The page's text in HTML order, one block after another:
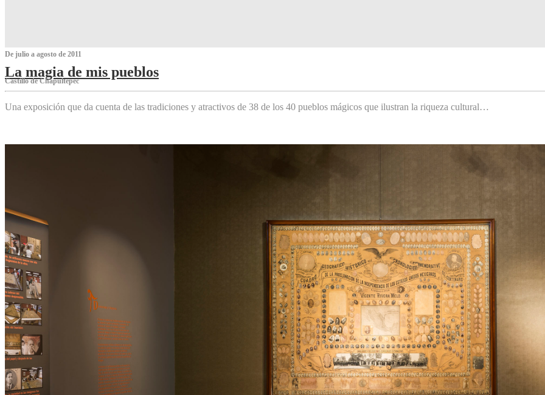
De julio a agosto de 2011
La magia de mis pueblos
Castillo de Chapultepec
Una exposición que da cuenta de las tradiciones y atractivos de 38 de los 40 pueblos mágicos que ilustran la riqueza cultural…